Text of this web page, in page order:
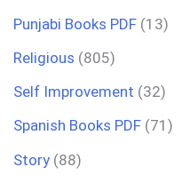
Punjabi Books PDF (13)
Religious (805)
Self Improvement (32)
Spanish Books PDF (71)
Story (88)